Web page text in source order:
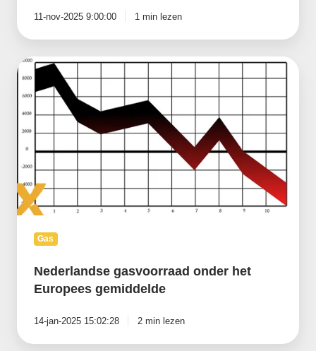
11-nov-2025 9:00:00 1 min lezen
Nederlandse
gasvoorraad
onder
Europees
gemiddelde
Gas
Nederlandse gasvoorraad onder het
Europees gemiddelde
14-jan-2025 15:02:28 2 min lezen